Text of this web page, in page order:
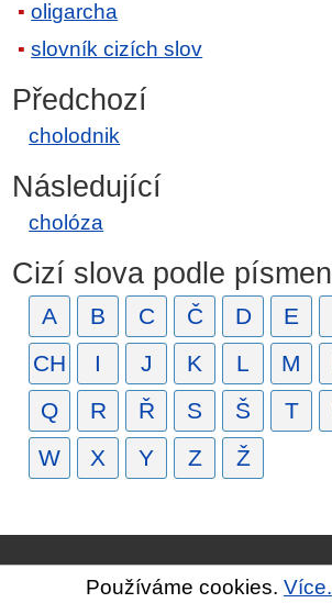
oligarcha
slovník cizích slov
Předchozí
cholodnik
Následující
cholóza
Cizí slova podle písmen
A B C Č D E
CH
I J K L M
Q
R Ř S Š T
W
X Y Z Ž
Používáme cookies. Více.